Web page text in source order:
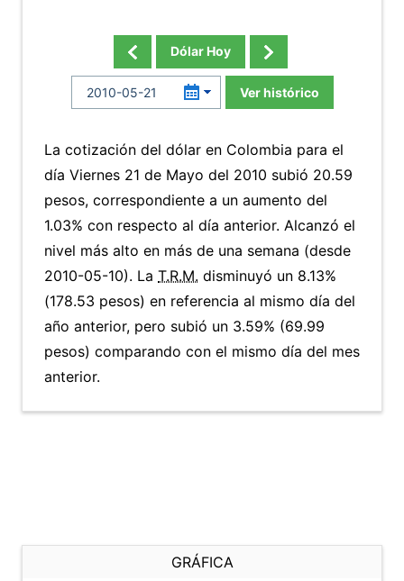
Dólar Hoy
Ver histórico
La cotización del dólar en Colombia para el
día Viernes 21 de Mayo del 2010 subió 20.59
pesos, correspondiente a un aumento del
1.03% con respecto al día anterior. Alcanzó el
nivel más alto en más de una semana (desde
2010-05-10). La T.R.M. disminuyó un 8.13%
(178.53 pesos) en referencia al mismo día del
año anterior, pero subió un 3.59% (69.99
pesos) comparando con el mismo día del mes
anterior.
GRÁFICA